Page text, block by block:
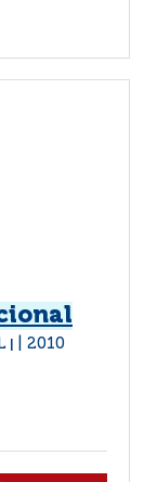
2010